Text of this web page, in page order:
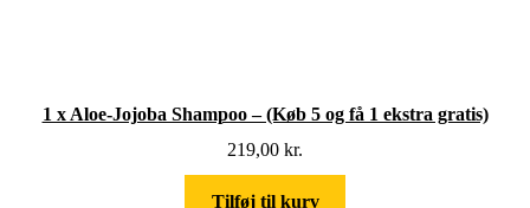
1 x Aloe-Jojoba Shampoo – (Køb 5 og få 1 ekstra gratis)
219,00 kr.
Tilføj til kurv